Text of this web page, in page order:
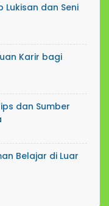
Lukisan dan Seni
Karir bagi
dan Sumber
Belajar di Luar